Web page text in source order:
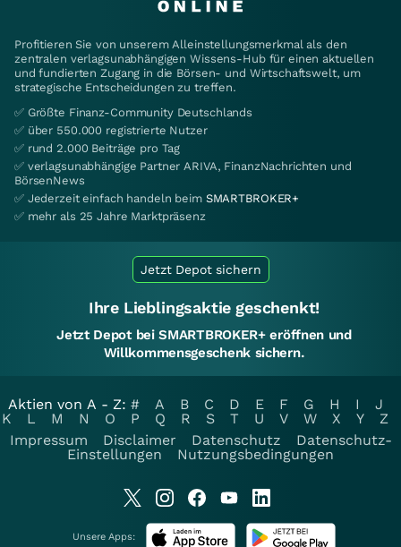
Profitieren Sie von unserem Alleinstellungsmerkmal als den
zentralen verlagsunabhängigen Wissens-Hub für einen aktuellen
und fundierten Zugang in die Börsen- und Wirtschaftswelt, um
strategische Entscheidungen zu treffen.
✅ Größte Finanz-Community Deutschlands
✅ über 550.000 registrierte Nutzer
✅ rund 2.000 Beiträge pro Tag
✅ verlagsunabhängige Partner ARIVA, FinanzNachrichten und
BörsenNews
✅ Jederzeit einfach handeln beim SMARTBROKER+
✅ mehr als 25 Jahre Marktpräsenz
Jetzt Depot sichern
Ihre Lieblingsaktie geschenkt!
Jetzt Depot bei SMARTBROKER+ eröffnen und
Willkommensgeschenk sichern.
Aktien von A - Z: # A B C D E F G H I
J
K
L M N O P Q R S T U V W X Y
Z
Impressum
Disclaimer Datenschutz
Datenschutz-
Einstellungen
Nutzungsbedingungen
Unsere Apps: